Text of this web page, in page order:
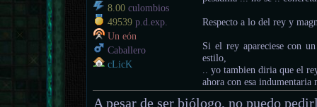
8.00 culombios
49539 p.d.exp.
Un eón
Caballero
cLicK
Respecto a lo del rey y
Si el rey apareciese con
estilo,
.. yo tambien diria que el
ahora con esa
A pesar de ser biólogo, no puedo